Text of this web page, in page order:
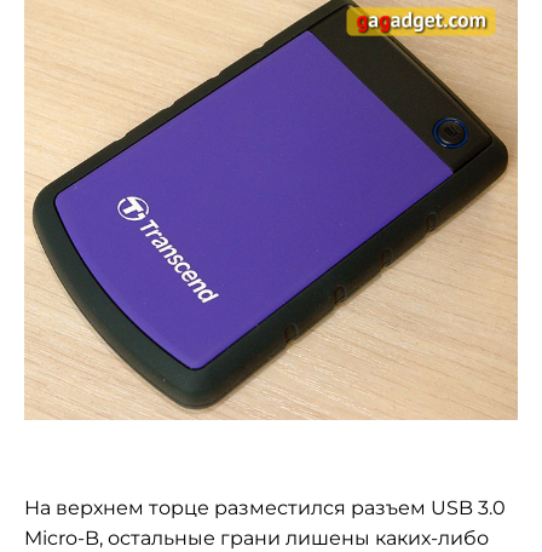
На верхнем торце разместился разъем USB 3.0
Micro-B, остальные грани лишены каких-либо